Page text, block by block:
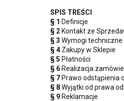
SPIS TREŚCI
§ 1 Definicje
§ 2Kontakt ze
§ 3 Wymogi techniczne
§ 4 Zakupy w Sklepie
§ 5 Płatności
§ 6Realizacja
§ 7Prawo odstąpienia
§ 8Wyjątki od prawa
§ 9Reklamacje